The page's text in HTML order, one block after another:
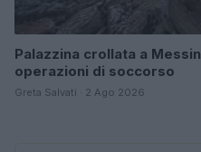
Palazzina crollata a
operazioni di soccorso
Greta Salvati · 2 Ago 2026